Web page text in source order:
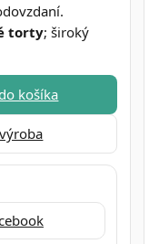
torty; široký
košíka